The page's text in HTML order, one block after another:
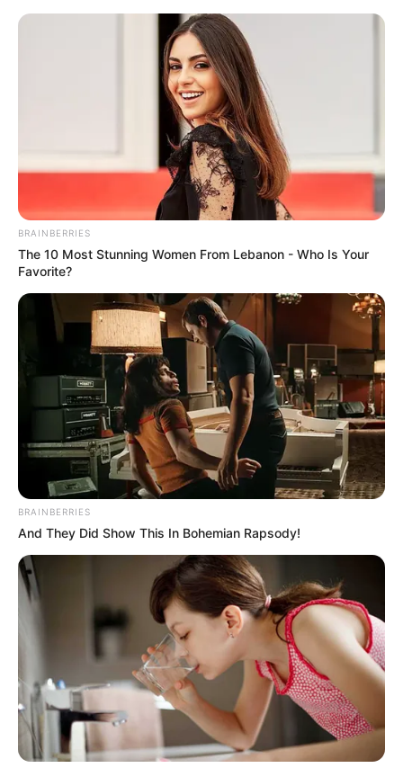
BRAINBERRIES
The 10 Most Stunning Women From Lebanon - Who Is Your
Favorite?
BRAINBERRIES
And They Did Show This In Bohemian Rapsody!